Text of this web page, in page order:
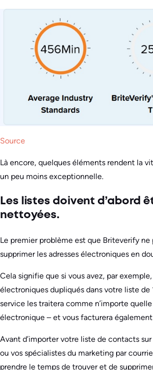
Source
Là encore, quelques éléments rendent la
un peu moins exceptionnelle.
Les listes doivent d’abord
nettoyées.
Le premier problème est que Briteverify
supprimer les adresses électroniques en
Cela signifie que si vous avez, par
électroniques dupliqués dans votre liste
service les traitera comme n’importe
électronique – et vous facturera également
Avant d’importer votre liste de contacts
ou vos spécialistes du marketing par
prendre le temps de trouver et de